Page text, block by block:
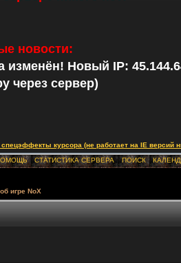
новости:
изменён! Новый IP:
через сервер)
курсора (не работает на IE
СТАТИСТИКА СЕРВЕРА ПОИСК
игре NoX